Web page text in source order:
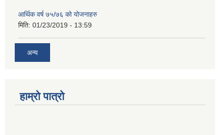
आर्थिक वर्ष ७५/७६ को योजनाहरु
मिति: 01/23/2019 - 13:59
अन्य
हाम्रो पात्रो